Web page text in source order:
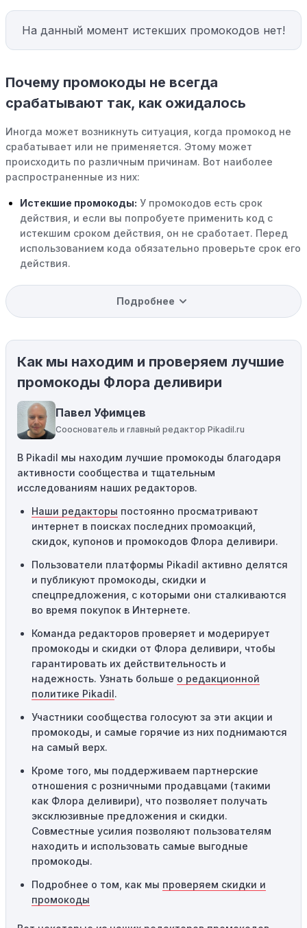
На данный момент истекших промокодов нет!
Почему промокоды не всегда
срабатывают так, как ожидалось
Иногда может возникнуть ситуация, когда промокод не
срабатывает или не применяется. Этому может
происходить по различным причинам. Вот наиболее
распространенные из них:
Истекшие промокоды: У промокодов есть срок
действия, и если вы попробуете применить код с
истекшим сроком действия, он не сработает. Перед
использованием кода обязательно проверьте срок его
действия.
Уже со скидкой:В некоторых случаях интересующий
вас товар может быть уже со скидкой. Некоторые
магазины предлагают скидки и акции напрямую, без
Ограничения на использование промокода:
Некоторые промокоды распространяются только на
определенные товары, бренды или категории. Если вы
пытаетесь применить код к товару, не
соответствующему критериям, он не сработает.
промокоды требуют соблюдения минимального
порога покупки, чтобы получить право на скидку. Если
сумма в корзине не соответствует указанному порогу,
код не сработает.
Географические ограничения:Действие некоторых
промокодов может быть ограничено определенными
местами или регионами. Если вы находитесь за
пределами указанного региона, то код не будет
применяться.
предназначены только для однократного
использования. Если код уже был использован кем-то
другим, он не будет действовать повторно.
Технические сбои:
привести к неработоспособности кодов промокодов. В
таких случаях следует обратиться за помощью в
службу поддержки.
Подробнее
Как мы находим и проверяем лучшие
промокоды Флора деливири
Павел Уфимцев
Сооснователь и главный редактор Pikadil.ru
В Pikadil мы находим лучшие промокоды благодаря
активности сообщества и тщательным
исследованиям наших редакторов.
Наши редакторы постоянно просматривают
интернет в поисках последних промоакций,
скидок, купонов и промокодов Флора деливири.
Пользователи платформы Pikadil активно делятся
и публикуют промокоды, скидки и
спецпредложения, с которыми они сталкиваются
во время покупок в Интернете.
Команда редакторов проверяет и модерирует
промокоды и скидки от Флора деливири, чтобы
гарантировать их действительность и
надежность. Узнать больше о редакционной
политике Pikadil.
Участники сообщества голосуют за эти акции и
промокоды, и самые горячие из них поднимаются
на самый верх.
Кроме того, мы поддерживаем партнерские
отношения с розничными продавцами (такими
как Флора деливири), что позволяет получать
эксклюзивные предложения и скидки.
Совместные усилия позволяют пользователям
находить и использовать самые выгодные
промокоды.
Подробнее о том, как мы проверяем скидки и
промокоды